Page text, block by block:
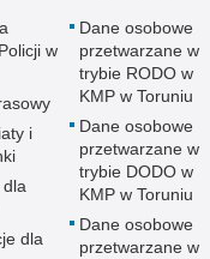
w
i
dla
dla
Dane osobowe
przetwarzane w
trybie RODO w
KMP w Toruniu
Dane osobowe
przetwarzane w
trybie DODO w
KMP w Toruniu
Dane osobowe
przetwarzane w